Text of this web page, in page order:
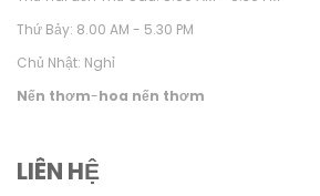
Thứ Bảy: 8.00 AM - 5.30 PM
Chủ Nhật: Nghỉ
Nến thơm-hoa nến thơm
LIÊN HỆ